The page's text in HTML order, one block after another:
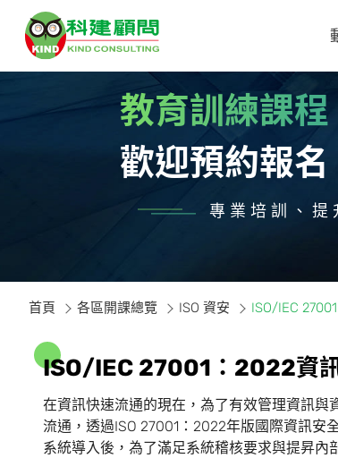
教育訓練課程
歡迎預約報名
專業培訓、提
首頁 各區開課總覽 ISO 資安 ISO/IEC
ISO/IEC 27001 ： 2022資
在資訊快速流通的現在，為了有效管理資訊
流通，透過ISO 27001：2022年版國際資訊安
系統導入後，為了滿足系統稽核要求與提昇內